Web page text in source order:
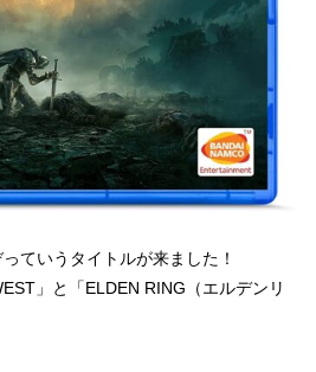
ていうタイトルが来ました！
」と「ELDEN RING（エルデンリ